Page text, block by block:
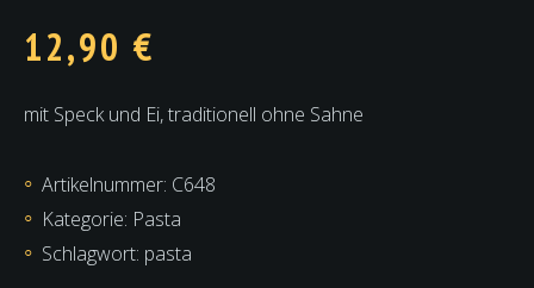
12,90 €
mit Speck und Ei, traditionell ohne Sahne
Artikelnummer: C648
Kategorie: Pasta
Schlagwort: pasta